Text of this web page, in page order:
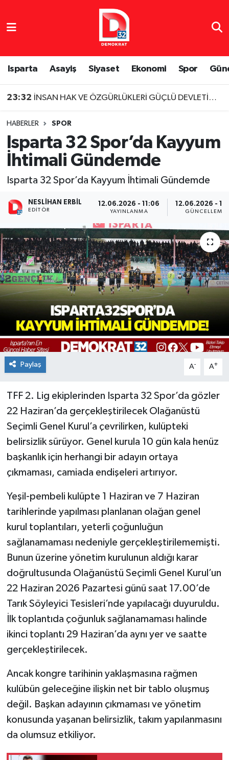
Isparta Asayiş Siyaset Ekonomi Spor
23:32 İNSAN HAK VE ÖZGÜRLÜKLERİ GÜÇLÜ DEVLETİN TEMELİDİR
HABERLER SPOR
Isparta 32 Spor’da Kayyum
İhtimali Gündemde
Isparta 32 Spor’da Kayyum İhtimali Gündemde
NESLIHAN ERBIL
EDITÖR
12.06.2026 - 11:06
YAYINLANMA
12.06.2026 -
GÜNCELLEME
Paylaş A- A+
TFF 2. Lig ekiplerinden Isparta 32 Spor’da gözler
22 Haziran’da gerçekleştirilecek Olağanüstü
Seçimli Genel Kurul’a çevrilirken, kulüpteki
belirsizlik sürüyor. Genel kurula 10 gün kala henüz
başkanlık için herhangi bir adayın ortaya
çıkmaması, camiada endişeleri artırıyor.
Yeşil-pembeli kulüpte 1 Haziran ve 7 Haziran
tarihlerinde yapılması planlanan olağan genel
kurul toplantıları, yeterli çoğunluğun
sağlanamaması nedeniyle gerçekleştirilememişti.
Bunun üzerine yönetim kurulunun aldığı karar
doğrultusunda Olağanüstü Seçimli Genel Kurul’un
22 Haziran 2026 Pazartesi günü saat 17.00’de
Tarık Söyleyici Tesisleri’nde yapılacağı duyuruldu.
İlk toplantıda çoğunluk sağlanamaması halinde
ikinci toplantı 29 Haziran’da aynı yer ve saatte
gerçekleştirilecek.
Ancak kongre tarihinin yaklaşmasına rağmen
kulübün geleceğine ilişkin net bir tablo oluşmuş
değil. Başkan adayının çıkmaması ve yönetim
konusunda yaşanan belirsizlik, takım yapılanmasını
da olumsuz etkiliyor.
Isparta Nöbetçi Eczaneler
Isparta Hava Durumu
Isparta Namaz Vakitleri
Süper Lig Puan Durumu ve Fikstür
Tüm Manşetler